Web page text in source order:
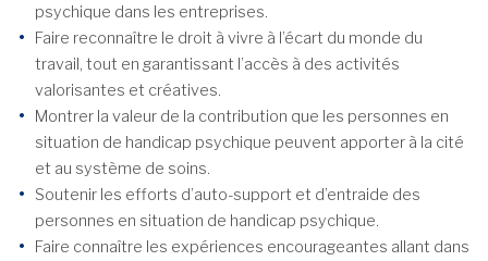
psychique dans les entreprises.
Faire reconnaître le droit à vivre à l’écart du monde du
travail, tout en garantissant l’accès à des activités
valorisantes et créatives.
Montrer la valeur de la contribution que les personnes en
situation de handicap psychique peuvent apporter à la cité
et au système de soins.
Soutenir les efforts d’auto-support et d’entraide des
personnes en situation de handicap psychique.
Faire connaître les expériences encourageantes allant dans